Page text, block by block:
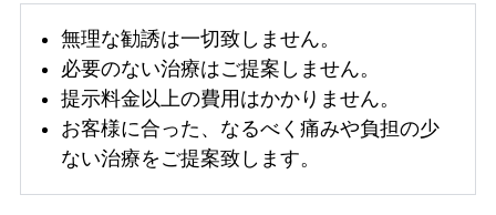
無理な勧誘は一切致しません。
必要のない治療はご提案しません。
提示料金以上の費用はかかりません。
お客様に合った、なるべく痛みや負担の少
ない治療をご提案致します。